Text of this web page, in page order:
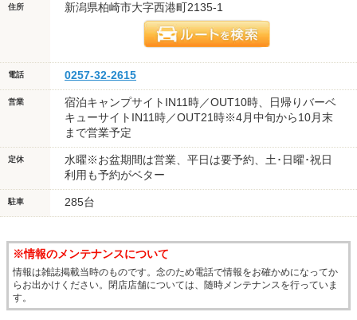
住所 新潟県柏崎市大字西港町2135-1
電話 0257-32-2615
営業
宿泊キャンプサイトIN11時／OUT10時、日帰りバーベ
キューサイトIN11時／OUT21時※4月中旬から10月末
まで営業予定
定休
水曜※お盆期間は営業、平日は要予約、土･日曜･祝日
利用も予約がベター
駐車 285台
※情報のメンテナンスについて
情報は雑誌掲載当時のものです。念のため電話で情報をお確かめになってか
らお出かけください。閉店店舗については、随時メンテナンスを行っていま
す。